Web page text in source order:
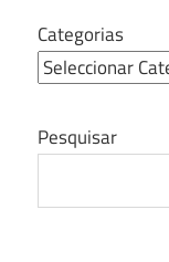
Categorias
Pesquisar